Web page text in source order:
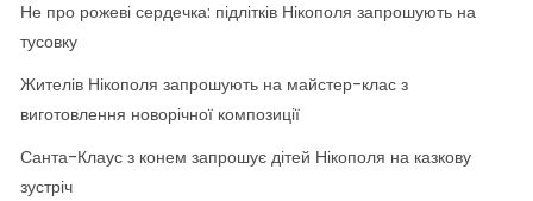
Не про рожеві сердечка: підлітків Нікополя запрошують на
тусовку
Жителів Нікополя запрошують на майстер-клас з
виготовлення новорічної композиції
Санта-Клаус з конем запрошує дітей Нікополя на казкову
зустріч